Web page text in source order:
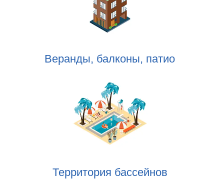
Веранды, балконы, патио
Территория бассейнов